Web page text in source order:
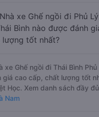
Nhà xe Ghế ngồi đi Phủ
Bình nào được đánh
lượng tốt nhất?
xe Ghế ngồi đi Thái Bình
giá cao cấp, chất lượng tốt
Học. Xem danh sách đầy
Nam